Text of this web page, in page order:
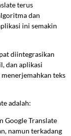
terus
dan
ini semakin
diintegrasikan
dan aplikasi
teks
adalah:
Google Translate
namun terkadang